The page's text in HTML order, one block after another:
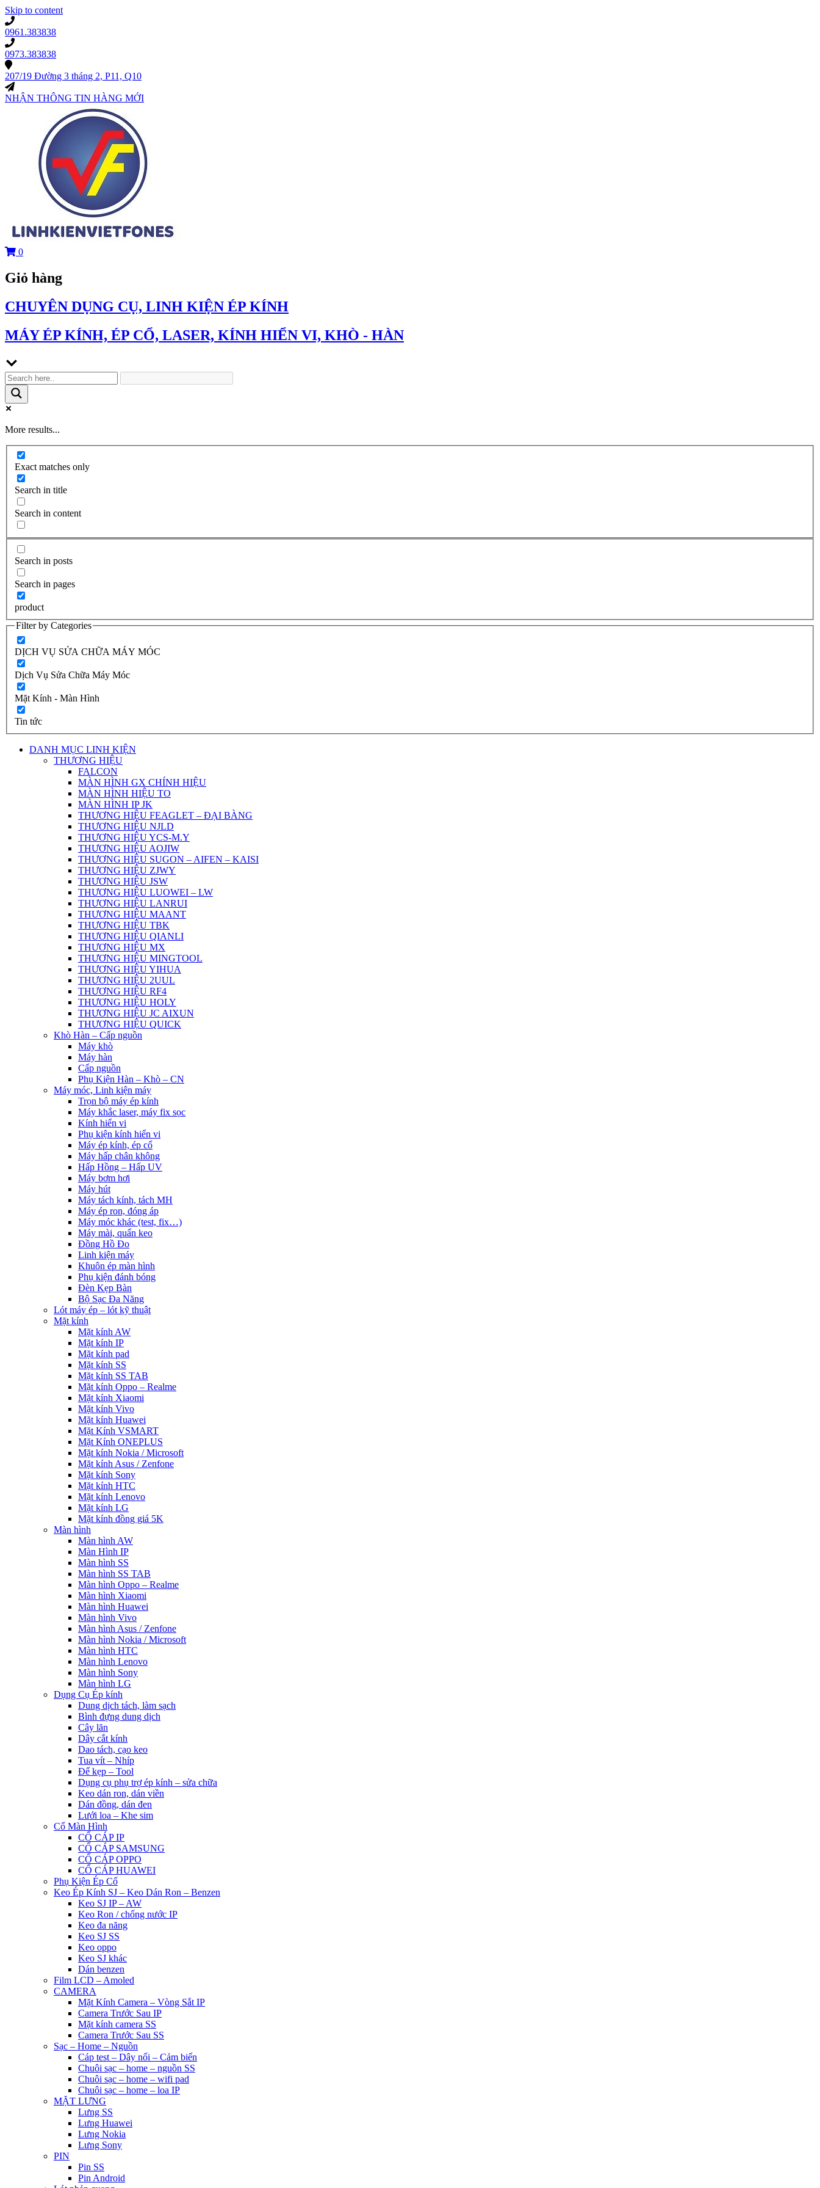
Skip to content
0961.383838
0973.383838
207/19 Đường 3 tháng 2, P11, Q10
NHẬN THÔNG TIN HÀNG MỚI
0
Giỏ hàng
CHUYÊN DỤNG CỤ, LINH KIỆN ÉP KÍNH
MÁY ÉP KÍNH, ÉP CỔ, LASER, KÍNH HIỂN VI, KHÒ - HÀN
More results...
Exact matches only
Search in title
Search in content
Search in posts
Search in pages
product
Filter by Categories
DỊCH VỤ SỬA CHỮA MÁY MÓC
Dịch Vụ Sửa Chữa Máy Móc
Mặt Kính - Màn Hình
Tin tức
DANH MỤC LINH KIỆN
THƯƠNG HIỆU
FALCON
MÀN HÌNH GX CHÍNH HIỆU
MÀN HÌNH HIỆU TO
MÀN HÌNH IP JK
THƯƠNG HIỆU FEAGLET – ĐẠI BÀNG
THƯƠNG HIỆU NJLD
THƯƠNG HIỆU YCS-M.Y
THƯƠNG HIỆU AOJIW
THƯƠNG HIỆU SUGON – AIFEN – KAISI
THƯƠNG HIỆU ZJWY
THƯƠNG HIỆU JSW
THƯƠNG HIỆU LUOWEI – LW
THƯƠNG HIỆU LANRUI
THƯƠNG HIỆU MAANT
THƯƠNG HIỆU TBK
THƯƠNG HIỆU QIANLI
THƯƠNG HIỆU MX
THƯƠNG HIỆU MINGTOOL
THƯƠNG HIỆU YIHUA
THƯƠNG HIỆU 2UUL
THƯƠNG HIỆU RF4
THƯƠNG HIỆU HOLY
THƯƠNG HIỆU JC AIXUN
THƯƠNG HIỆU QUICK
Khò Hàn – Cấp nguồn
Máy khò
Máy hàn
Cấp nguồn
Phụ Kiện Hàn – Khò – CN
Máy móc, Linh kiện máy
Trọn bộ máy ép kính
Máy khắc laser, máy fix sọc
Kính hiển vi
Phụ kiện kính hiển vi
Máy ép kính, ép cổ
Máy hấp chân không
Hấp Hồng – Hấp UV
Máy bơm hơi
Máy hút
Máy tách kính, tách MH
Máy ép ron, đóng áp
Máy móc khác (test, fix…)
Máy mài, quấn keo
Đồng Hồ Đo
Linh kiện máy
Khuôn ép màn hình
Phụ kiện đánh bóng
Đèn Kẹp Bàn
Bộ Sạc Đa Năng
Lót máy ép – lót kỹ thuật
Mặt kính
Mặt kính AW
Mặt kính IP
Mặt kính pad
Mặt kính SS
Mặt kính SS TAB
Mặt kính Oppo – Realme
Mặt kính Xiaomi
Mặt kính Vivo
Mặt kính Huawei
Mặt Kính VSMART
Mặt Kính ONEPLUS
Mặt kính Nokia / Microsoft
Mặt kính Asus / Zenfone
Mặt kính Sony
Mặt kính HTC
Mặt kính Lenovo
Mặt kính LG
Mặt kính đồng giá 5K
Màn hình
Màn hình AW
Màn Hình IP
Màn hình SS
Màn hình SS TAB
Màn hình Oppo – Realme
Màn hình Xiaomi
Màn hình Huawei
Màn hình Vivo
Màn hình Asus / Zenfone
Màn hình Nokia / Microsoft
Màn hình HTC
Màn hình Lenovo
Màn hình Sony
Màn hình LG
Dụng Cụ Ép kính
Dung dịch tách, làm sạch
Bình đựng dung dịch
Cây lăn
Dây cắt kính
Dao tách, cạo keo
Tua vít – Nhíp
Đế kẹp – Tool
Dụng cụ phụ trợ ép kính – sửa chữa
Keo dán ron, dán viền
Dán đồng, dán đen
Lưới loa – Khe sim
Cổ Màn Hình
CỔ CÁP IP
CỔ CÁP SAMSUNG
CỔ CÁP OPPO
CỔ CÁP HUAWEI
Phụ Kiện Ép Cố
Keo Ép Kính SJ – Keo Dán Ron – Benzen
Keo SJ IP – AW
Keo Ron / chống nước IP
Keo đa năng
Keo SJ SS
Keo oppo
Keo SJ khác
Dán benzen
Film LCD – Amoled
CAMERA
Mặt Kính Camera – Vòng Sắt IP
Camera Trước Sau IP
Mặt kính camera SS
Camera Trước Sau SS
Sạc – Home – Nguồn
Cáp test – Dây nối – Cảm biến
Chuôi sạc – home – nguồn SS
Chuôi sạc – home – wifi pad
Chuôi sạc – home – loa IP
MẶT LƯNG
Lưng SS
Lưng Huawei
Lưng Nokia
Lưng Sony
PIN
Pin SS
Pin Android